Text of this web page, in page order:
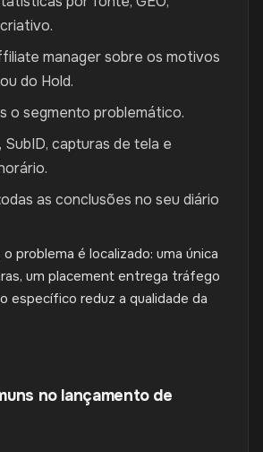
manager sobre os motivos
do Hold.
o segmento problemático.
SubID, capturas de tela e
as conclusões no seu diário
problema é localizado: uma única
um placement entrega tráfego
específico reduz a qualidade da
no lançamento de